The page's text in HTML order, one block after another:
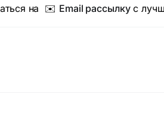
на ✉️ Email рассылкус